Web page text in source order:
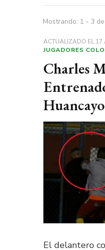
Mostrando: 1 - 3
ACTUALIZADO EL17
JUGADORES
Charles
Huancayo
El delantero